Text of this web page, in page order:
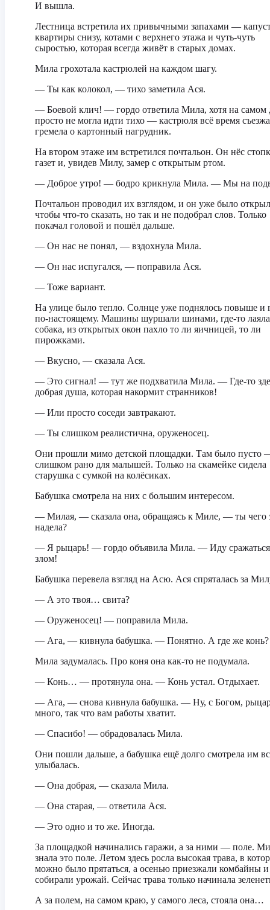
И вышла.
Лестница встретила их привычными запахами —
квартиры снизу, котами с верхнего этажа и чуть-чуть
сыростью, которая всегда живёт в старых домах.
Мила грохотала кастрюлей на каждом шагу.
— Ты как колокол, — тихо заметила Ася.
— Боевой клич! — гордо ответила Мила, хотя на самом
просто не могла идти тихо — кастрюля всё время
гремела о картонный нагрудник.
На втором этаже им встретился почтальон. Он нёс
газет и, увидев Милу, замер с открытым ртом.
— Доброе утро! — бодро крикнула Мила. — Мы на
Почтальон проводил их взглядом, и он уже было
чтобы что-то сказать, но так и не подобрал слов. Только
покачал головой и пошёл дальше.
— Он нас не понял, — вздохнула Мила.
— Он нас испугался, — поправила Ася.
— Тоже вариант.
На улице было тепло. Солнце уже поднялось повыше и
по-настоящему. Машины шуршали шинами, где-то лаяла
собака, из открытых окон пахло то ли яичницей, то ли
пирожками.
— Вкусно, — сказала Ася.
— Это сигнал! — тут же подхватила Мила. — Где-то
добрая душа, которая накормит странников!
— Или просто соседи завтракают.
— Ты слишком реалистична, оруженосец.
Они прошли мимо детской площадки. Там было пусто
слишком рано для малышей. Только на скамейке сидела
старушка с сумкой на колёсиках.
Бабушка смотрела на них с большим интересом.
— Милая, — сказала она, обращаясь к Миле, — ты чего
надела?
— Я рыцарь! — гордо объявила Мила. — Иду
злом!
Бабушка перевела взгляд на Асю. Ася спряталась за
— А это твоя… свита?
— Оруженосец! — поправила Мила.
— Ага, — кивнула бабушка. — Понятно. А где же конь?
Мила задумалась. Про коня она как-то не подумала.
— Конь… — протянула она. — Конь устал. Отдыхает.
— Ага, — снова кивнула бабушка. — Ну, с Богом,
много, так что вам работы хватит.
— Спасибо! — обрадовалась Мила.
Они пошли дальше, а бабушка ещё долго смотрела им
улыбалась.
— Она добрая, — сказала Мила.
— Она старая, — ответила Ася.
— Это одно и то же. Иногда.
За площадкой начинались гаражи, а за ними — поле.
знала это поле. Летом здесь росла высокая трава, в
можно было прятаться, а осенью приезжали комбайны и
собирали урожай. Сейчас трава только начинала
А за полем, на самом краю, у самого леса, стояла она…